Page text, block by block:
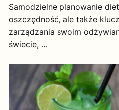
Samodzielne planowanie
oszczędność, ale także
zarządzania swoim
świecie, …